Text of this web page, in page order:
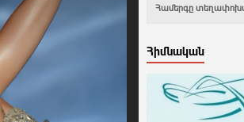
Համերգը
Հիմնական